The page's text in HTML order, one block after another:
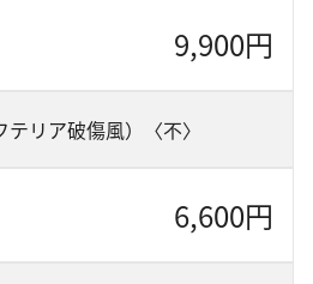
9,900円
テリア破傷風）〈不〉
6,600円